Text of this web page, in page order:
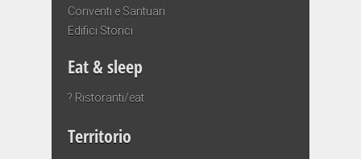
Conventi e Santuari
Edifici Storici
Eat & sleep
? Ristoranti/eat
Territorio